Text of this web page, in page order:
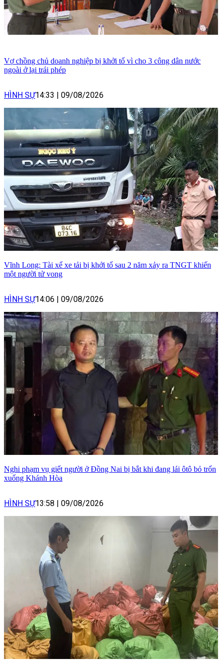
Vợ chồng chủ doanh nghiệp bị khởi tố vì cho 3 công dân nước
ngoài ở lại trái phép
HÌNH SỰ14:33 09/08/2026
Vĩnh Long: Tài xế xe tải bị khởi tố sau 2 năm xảy ra TNGT khiến
một người tử vong
HÌNH SỰ14:06 09/08/2026
Nghi phạm vụ giết người ở Đồng Nai bị bắt khi đang lái ôtô bỏ trốn
xuống Khánh Hòa
HÌNH SỰ13:58 09/08/2026